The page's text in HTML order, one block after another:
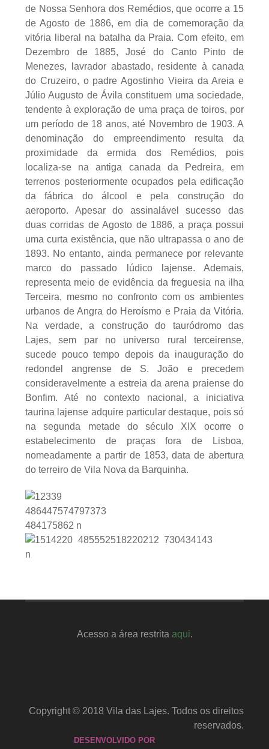
de Nossa Senhora dos Remédios, que ocorre a 15
de Agosto de 1886, em dia de comemoração da
vitória liberal na batalha da Praia. Com efeito, em
Dezembro de 1885, José do Canto Pinto de
Menezes, lavrador abastado, residente à canada
do Cruzeiro, o padre Agostinho Vieira da Areia e
Júlio Augusto de Ávila constituem uma sociedade,
tendente à exploração de uma praça de toiros, por
um período de 18 anos, até Novembro de 1903. A
denominação do empreendimento resulta da
proximidade da ermida dos Remédios, pois
localiza-se na antiga canada da Pedreira, em
terrenos posteriormente ocupados pela edificação
da fábrica do álcool e pela construção do
aeroporto. Apesar do assinalável sucesso das
duas corridas de Agosto de 1886, a praça possui
uma curta existência, que não ultrapassa o ano de
1893. No entanto, ainda permanece por relevante
marco do passado lúdico lajense. Ademais,
representa meio de evidência da freguesia na ilha
Terceira, mesmo no confronto com os ambientes
urbanos de Angra do Heroísmo e Praia da Vitória.
Na verdade, a construção do tauródromo das
Lajes, sem par no universo rural terceirense,
sucede pouco tempo depois da inauguração do
redondel angrense de S. João e precedem
consideravelmente a estreia da arena praiense do
Bonfim. Até no contexto nacional, a iniciativa
taurina lajense adquire particular destaque, pois só
na segunda metade do século XIX ocorre o
estabelecimento de praças fora de Lisboa,
nomeadamente a partir de 1853, data de abertura
do terreiro de Vila Nova da Barquinha.
Acesso a área restrita aqui.
Copyright © 2018 Vila das Lajes. Todos os direitos
reservados.
DESENVOLVIDO POR